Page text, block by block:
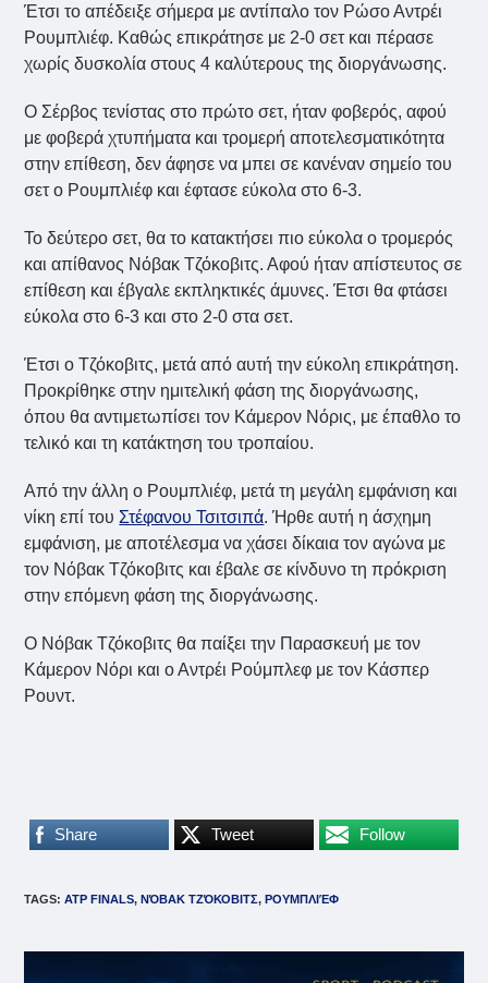
Έτσι το απέδειξε σήμερα με αντίπαλο τον Ρώσο Αντρέι
Ρουμπλιέφ. Καθώς επικράτησε με 2-0 σετ και πέρασε
χωρίς δυσκολία στους 4 καλύτερους της διοργάνωσης.
Ο Σέρβος τενίστας στο πρώτο σετ, ήταν φοβερός, αφού
με φοβερά χτυπήματα και τρομερή αποτελεσματικότητα
στην επίθεση, δεν άφησε να μπει σε κανέναν σημείο του
σετ ο Ρουμπλιέφ και έφτασε εύκολα στο 6-3.
Το δεύτερο σετ, θα το κατακτήσει πιο εύκολα ο τρομερός
και απίθανος Νόβακ Τζόκοβιτς. Αφού ήταν απίστευτος σε
επίθεση και έβγαλε εκπληκτικές άμυνες. Έτσι θα φτάσει
εύκολα στο 6-3 και στο 2-0 στα σετ.
Έτσι ο Τζόκοβιτς, μετά από αυτή την εύκολη επικράτηση.
Προκρίθηκε στην ημιτελική φάση της διοργάνωσης,
όπου θα αντιμετωπίσει τον Κάμερον Νόρις, με έπαθλο το
τελικό και τη κατάκτηση του τροπαίου.
Από την άλλη ο Ρουμπλιέφ, μετά τη μεγάλη εμφάνιση και
νίκη επί του Στέφανου Τσιτσιπά. Ήρθε αυτή η άσχημη
εμφάνιση, με αποτέλεσμα να χάσει δίκαια τον αγώνα με
τον Νόβακ Τζόκοβιτς και έβαλε σε κίνδυνο τη πρόκριση
στην επόμενη φάση της διοργάνωσης.
Ο Νόβακ Τζόκοβιτς θα παίξει την Παρασκευή με τον
Κάμερον Νόρι και ο Αντρέι Ρούμπλεφ με τον Κάσπερ
Ρουντ.
Share Tweet Follow
TAGS:ATP FINALS, ΝΌΒΑΚ ΤΖΌΚΟΒΙΤΣ, ΡΟΥΜΠΛΙΈΦ